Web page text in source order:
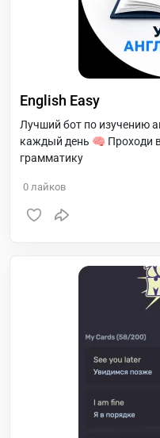
English Easy
Лучший бот по изучению
каждый день 🧠 Проходи
грамматику
0 лайков